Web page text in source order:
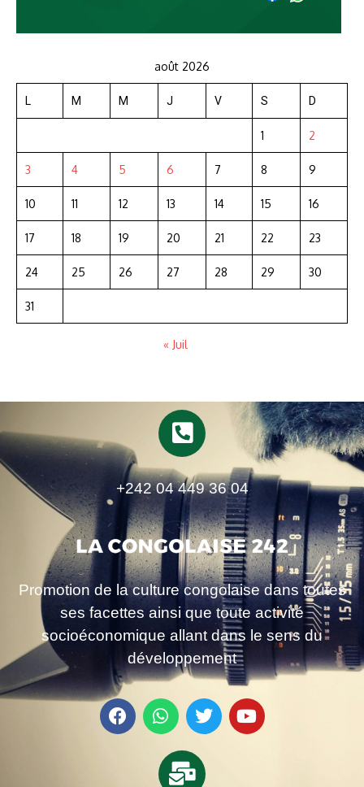
août 2026
L M M J V S D
1 2
3 4 5 6 7 8 9
10 11 12 13 14 15 16
17 18 19 20 21 22 23
24 25 26 27 28 29 30
31
« Juil
+242 04 449 36 04
Promotion de la culture congolaise dans toutes
ses facettes ainsi que toute activité
socioéconomique allant dans le sens du
développement